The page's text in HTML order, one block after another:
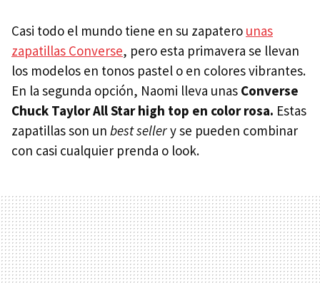
Casi todo el mundo tiene en su zapatero unas
zapatillas Converse, pero esta primavera se llevan
los modelos en tonos pastel o en colores vibrantes.
En la segunda opción, Naomi lleva unas Converse
Chuck Taylor All Star high top en color rosa. Estas
zapatillas son un best sellery se pueden combinar
con casi cualquier prenda o look.